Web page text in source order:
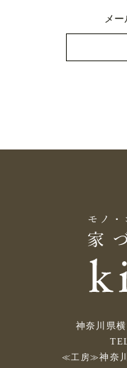
メ
神奈川県
≪工房≫神奈